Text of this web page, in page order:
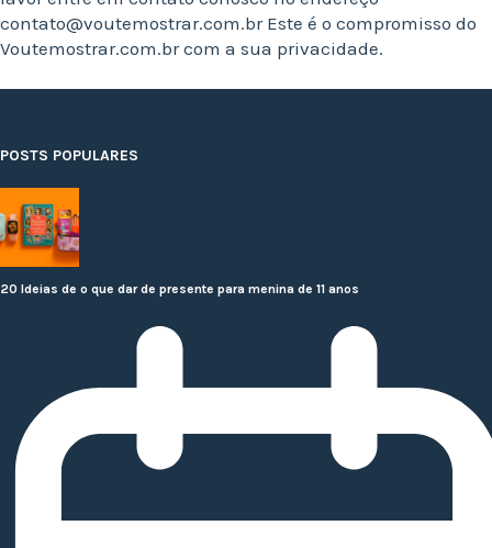
contato@voutemostrar.com.brEste é o compromisso do
Voutemostrar.com.br com a sua privacidade.
POSTS POPULARES
20 Ideias de o que dar de presente para menina de 11 anos